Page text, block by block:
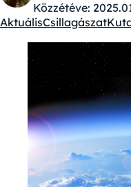
Közzétéve:
Kategóriák:
AktuálisCsillagászat